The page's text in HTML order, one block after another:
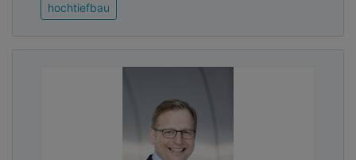
hochtiefbau